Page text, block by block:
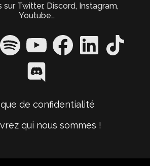
sur Twitter, Discord, Instagram,
Youtube…
Spotify YouTube FacebookLinkedIn TikTok
Discord
de confidentialité
qui nous sommes !